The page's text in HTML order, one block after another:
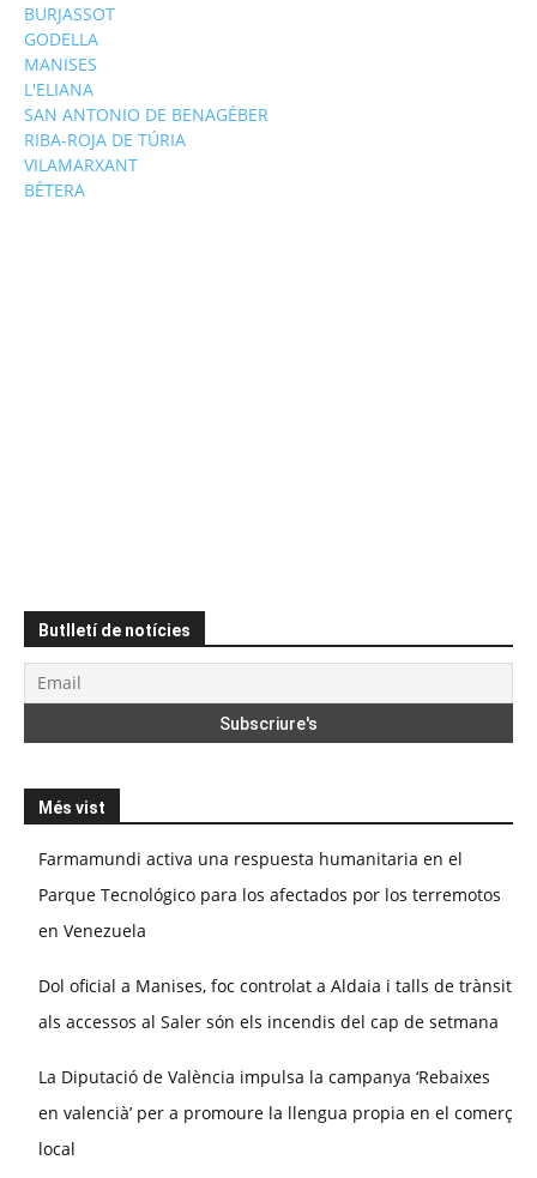
BURJASSOT
GODELLA
MANISES
L'ELIANA
SAN ANTONIO DE BENAGÉBER
RIBA-ROJA DE TÚRIA
VILAMARXANT
BÉTERA
Butlletí de notícies
Més vist
Farmamundi activa una respuesta humanitaria en el
Parque Tecnológico para los afectados por los terremotos
en Venezuela
Dol oficial a Manises, foc controlat a Aldaia i talls de trànsit
als accessos al Saler són els incendis del cap de setmana
La Diputació de València impulsa la campanya ‘Rebaixes
en valencià’ per a promoure la llengua propia en el comerç
local